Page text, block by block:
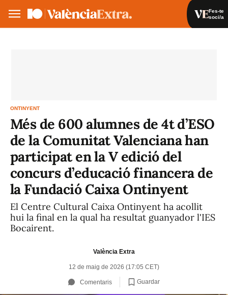
Fes-te
soci/a
ONTINYENT
Més de 600 alumnes de 4t d’ESO
de la Comunitat Valenciana han
participat en la V edició del
concurs d’educació financera de
la Fundació Caixa Ontinyent
El Centre Cultural Caixa Ontinyent ha acollit
hui la final en la qual ha resultat guanyador l'IES
Bocairent.
València Extra
12 de maig de 2026 (17:05 CET)
Comentaris Guardar